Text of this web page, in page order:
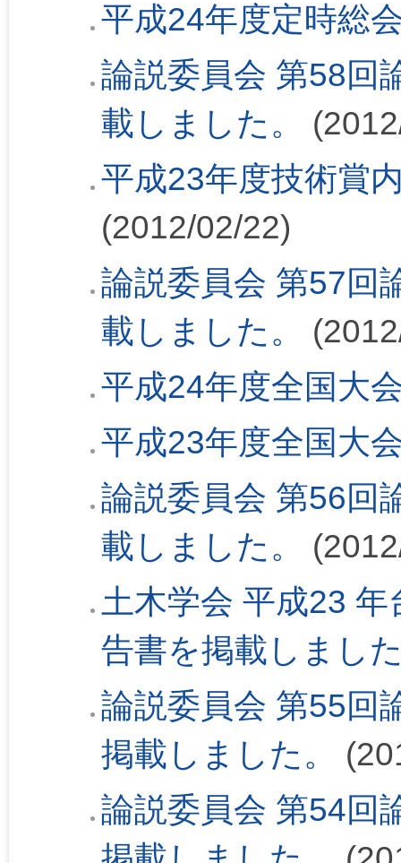
平成24年度定時総
論説委員会 第58回
載しました。
平成23年度技術賞
(2012/02/22)
論説委員会 第57回
載しました。
平成24年度全国大
平成23年度全国大
論説委員会 第56回
載しました。
土木学会 平成23
告書を掲載しまし
論説委員会 第55回
掲載しました。
論説委員会 第54回